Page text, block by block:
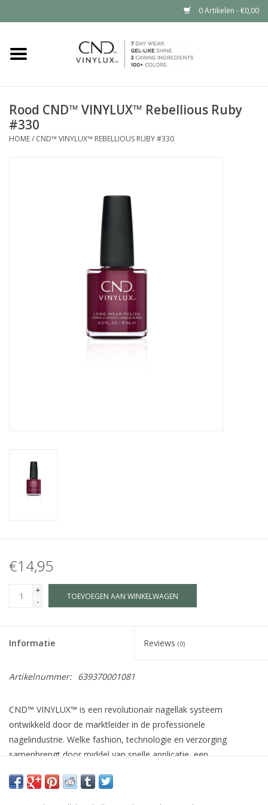
0 Artikelen - €0,00
Home
Nailart voor jou
Rood CND™ VINYLUX™ Rebellious Ruby
#330
HOME/ CND™ VINYLUX™ REBELLIOUS RUBY #330
€14,95
+
-
TOEVOEGEN AAN WINKELWAGEN
Informatie Reviews (0)
Artikelnummer: 639370001081
CND™ VINYLUX™ is een revolutionair nagellak systeem
ontwikkeld door de marktleider in de professionele
nagelindustrie. Welke fashion, technologie en verzorging
samenbrengt door middel van snelle applicatie, een
natuurlijke nagel zoals Jojoba olie, Vitamine E en Keratine en